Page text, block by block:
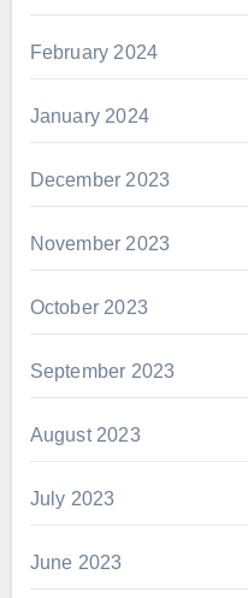
February 2024
January 2024
December 2023
November 2023
October 2023
September 2023
August 2023
July 2023
June 2023